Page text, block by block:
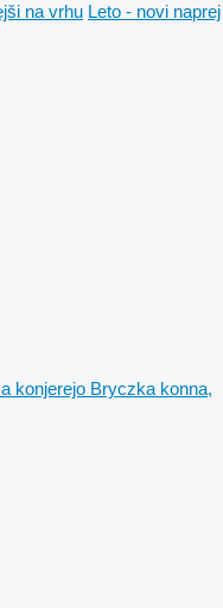
na vrhu Leto - novi naprej
konjerejo Bryczka konna,